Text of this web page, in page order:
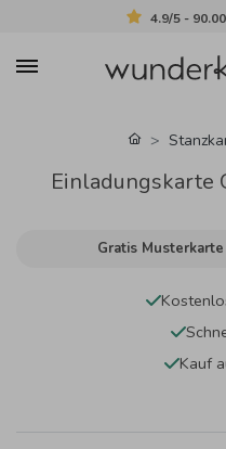
4.9/5 -
Einladungskarte
Gratis
Kauf